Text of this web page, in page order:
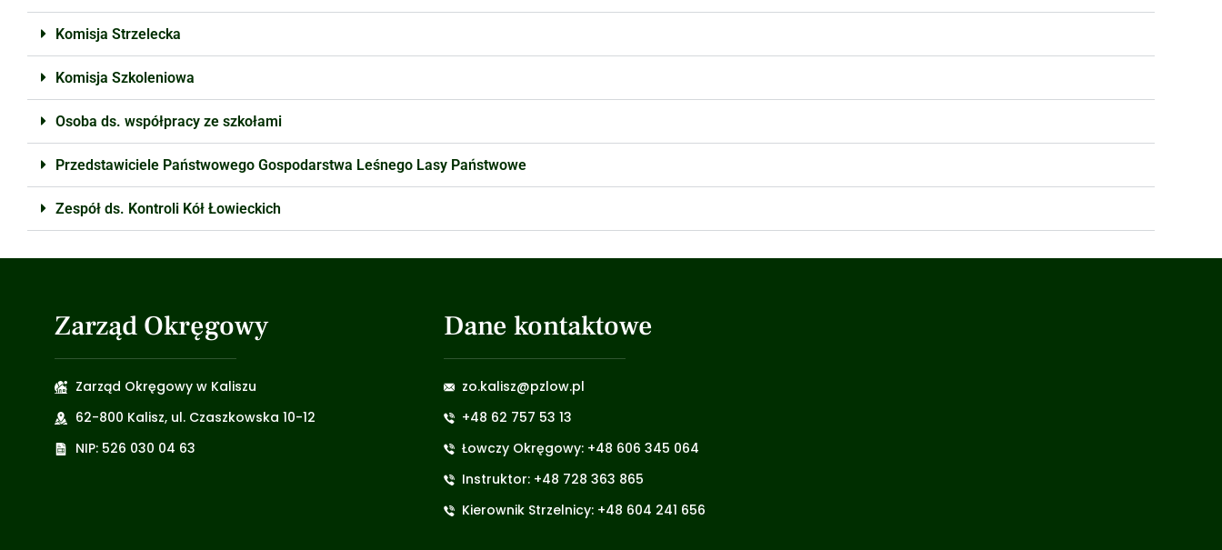
Komisja Strzelecka
Komisja Szkoleniowa
Osoba ds. współpracy ze szkołami
Przedstawiciele Państwowego Gospodarstwa Leśnego Lasy Państwowe
Zespół ds. Kontroli Kół Łowieckich
Zarząd Okręgowy
Zarząd Okręgowy w Kaliszu
62-800 Kalisz, ul. Czaszkowska 10-12
NIP: 526 030 04 63
Dane kontaktowe
zo.kalisz@pzlow.pl
+48 62 757 53 13
Łowczy Okręgowy: +48 606 345 064
Instruktor: +48 728 363 865
Kierownik Strzelnicy: +48 604 241 656